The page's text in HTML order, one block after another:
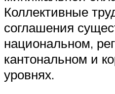
Коллективные
соглашения
национальном,
кантональном и
уровнях.